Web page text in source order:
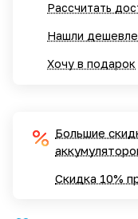
Рассчитать
Нашли
Хочу в подарок
Большие
Скидка 10%